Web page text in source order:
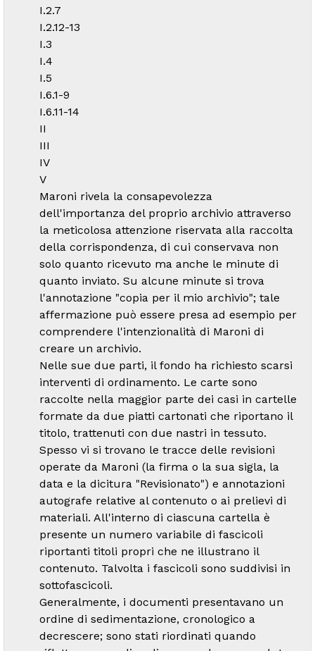
I.2.7
I.2.12-13
I.3
I.4
I.5
I.6.1-9
I.6.11-14
II
III
IV
V
Maroni rivela la consapevolezza
dell'importanza del proprio archivio attraverso
la meticolosa attenzione riservata alla raccolta
della corrispondenza, di cui conservava non
solo quanto ricevuto ma anche le minute di
quanto inviato. Su alcune minute si trova
l'annotazione "copia per il mio archivio"; tale
affermazione può essere presa ad esempio per
comprendere l'intenzionalità di Maroni di
creare un archivio.
Nelle sue due parti, il fondo ha richiesto scarsi
interventi di ordinamento. Le carte sono
raccolte nella maggior parte dei casi in cartelle
formate da due piatti cartonati che riportano il
titolo, trattenuti con due nastri in tessuto.
Spesso vi si trovano le tracce delle revisioni
operate da Maroni (la firma o la sua sigla, la
data e la dicitura "Revisionato") e annotazioni
autografe relative al contenuto o ai prelievi di
materiali. All'interno di ciascuna cartella è
presente un numero variabile di fascicoli
riportanti titoli propri che ne illustrano il
contenuto. Talvolta i fascicoli sono suddivisi in
sottofascicoli.
Generalmente, i documenti presentavano un
ordine di sedimentazione, cronologico a
decrescere; sono stati riordinati quando